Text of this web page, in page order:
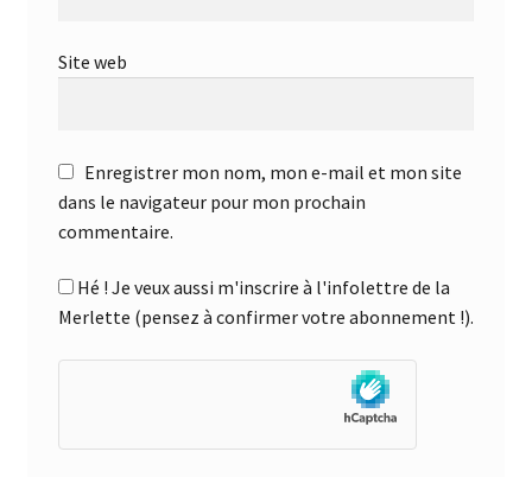
Site web
Enregistrer mon nom, mon e-mail et mon site
dans le navigateur pour mon prochain
commentaire.
Hé ! Je veux aussi m'inscrire à l'infolettre de la
Merlette (pensez à confirmer votre abonnement !).